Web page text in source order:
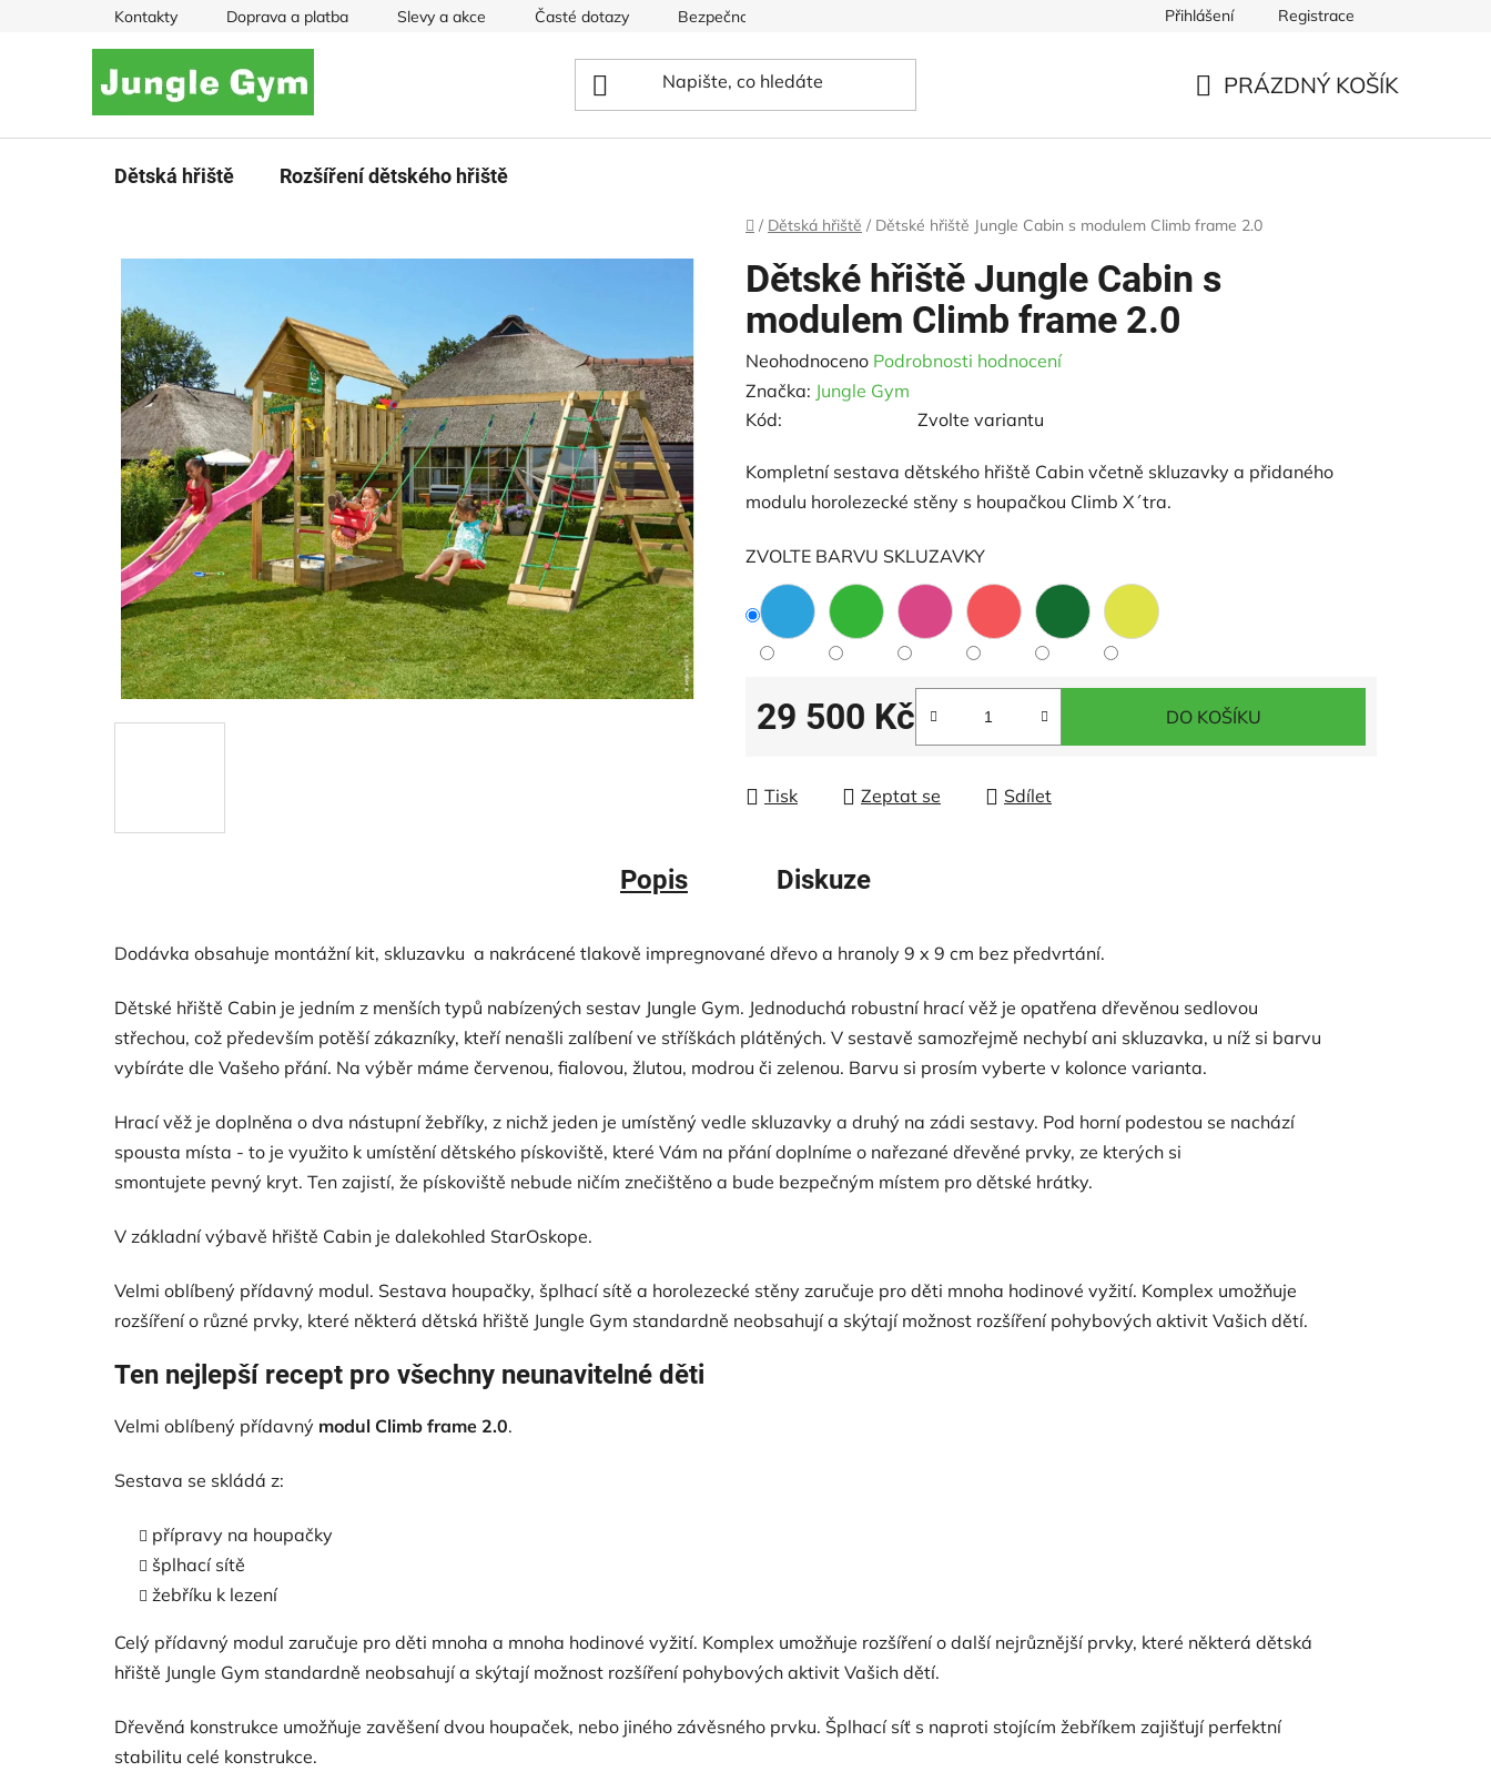
Kontakty Doprava a platba Slevy a akce Časté dotazy Bezpečnost hřišť Řezivo pro dětská hřiště Ke stažení
Přihlášení Registrace
PRÁZDNÝ KOŠÍK
Dětská hřiště Rozšíření dětského hřiště
Domů
/ Dětská hřiště / Dětské hřiště Jungle Cabin s modulem Climb frame 2.0
Dětské hřiště Jungle Cabin s
modulem Climb frame 2.0
Průměrné
hodnocení
produktu
0,0
z
hvězdiček.
Neohodnoceno Podrobnosti hodnocení
Značka: Jungle Gym
Kód:
Zvolte variantu
Kompletní sestava dětského hřiště Cabin včetně skluzavky a přidaného
modulu horolezecké stěny s houpačkou Climb X´tra.
ZVOLTE BARVU SKLUZAVKY
29 500 Kč DO KOŠÍKU
Tisk Zeptat se Sdílet
Popis Diskuze
Dodávka obsahuje montážní kit, skluzavku a nakrácené tlakově impregnované dřevo a hranoly 9 x 9 cm bez předvrtání.
Dětské hřiště Cabin je jedním z menších typů nabízených sestav Jungle Gym. Jednoduchá robustní hrací věž je opatřena dřevěnou sedlovou
střechou, což především potěší zákazníky, kteří nenašli zalíbení ve stříškách plátěných. V sestavě samozřejmě nechybí ani skluzavka, u níž si barvu
vybíráte dle Vašeho přání. Na výběr máme červenou, fialovou, žlutou, modrou či zelenou. Barvu si prosím vyberte v kolonce varianta.
Hrací věž je doplněna o dva nástupní žebříky, z nichž jeden je umístěný vedle skluzavky a druhý na zádi sestavy. Pod horní podestou se nachází
spousta místa - to je využito k umístění dětského pískoviště, které Vám na přání doplníme o nařezané dřevěné prvky, ze kterých si
smontujete pevný kryt. Ten zajistí, že pískoviště nebude ničím znečištěno a bude bezpečným místem pro dětské hrátky.
V základní výbavě hřiště Cabin je dalekohled StarOskope.
Velmi oblíbený přídavný modul. Sestava houpačky, šplhací sítě a horolezecké stěny zaručuje pro děti mnoha hodinové vyžití. Komplex umožňuje
rozšíření o různé prvky, které některá dětská hřiště Jungle Gym standardně neobsahují a skýtají možnost rozšíření pohybových aktivit Vašich dětí.
Ten nejlepší recept pro všechny neunavitelné děti
Velmi oblíbený přídavný modul Climb frame 2.0.
Sestava se skládá z:
přípravy na houpačky
šplhací sítě
žebříku k lezení
Celý přídavný modul zaručuje pro děti mnoha a mnoha hodinové vyžití. Komplex umožňuje rozšíření o další nejrůznější prvky, které některá dětská
hřiště Jungle Gym standardně neobsahují a skýtají možnost rozšíření pohybových aktivit Vašich dětí.
Dřevěná konstrukce umožňuje zavěšení dvou houpaček, nebo jiného závěsného prvku. Šplhací síť s naproti stojícím žebříkem zajišťují perfektní
stabilitu celé konstrukce.